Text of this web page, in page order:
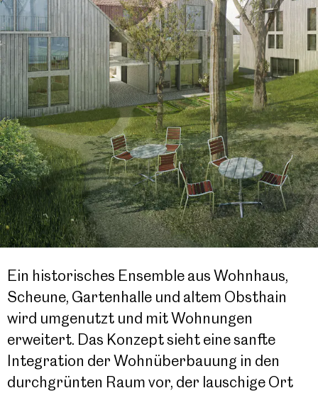
Ein historisches Ensemble aus Wohnhaus,
Scheune, Gartenhalle und altem Obsthain
wird umgenutzt und mit Wohnungen
erweitert. Das Konzept sieht eine sanfte
Integration der Wohnüberbauung in den
durchgrünten Raum vor, der lauschige Ort